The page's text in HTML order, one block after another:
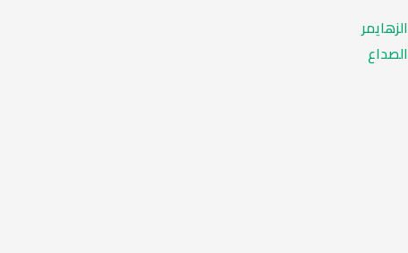
الزهايمر
الصداع